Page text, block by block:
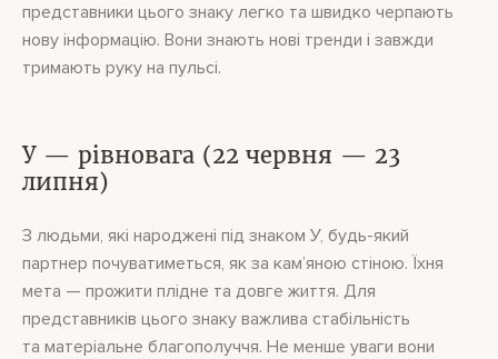
представники цього знаку легко та швидко черпають
нову інформацію. Вони знають нові тренди і завжди
тримають руку на пульсі.
У — рівновага (22 червня — 23
липня)
З людьми, які народжені під знаком У, будь-який
партнер почуватиметься, як за кам’яною стіною. Їхня
мета — прожити плідне та довге життя. Для
представників цього знаку важлива стабільність
та матеріальне благополуччя. Не менше уваги вони